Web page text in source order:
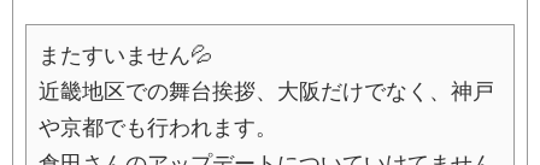
またすいません💦
近畿地区での舞台挨拶、大阪だけでなく、神戸
や京都でも行われます。